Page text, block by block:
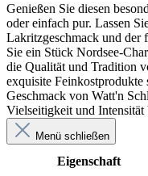
Genießen Sie diesen
oder einfach pur. Lassen
Lakritzgeschmack und der
Sie ein Stück Nordsee-
die Qualität und Tradition
exquisite Feinkostprodukte
Geschmack von Watt'n
Vielseitigkeit und Intensität
Menü schließen
Eigenschaft